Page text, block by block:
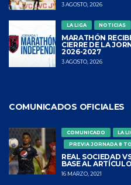
3 AGOSTO, 2026
LA LIGA NOTICIAS
MARATHÓN
CIERRE DE LA
2026-2027
3 AGOSTO, 2026
COMUNICADOS OFICIALES
COMUNICADO
LA
PREVIA JORNADA 8
REAL SOCIEDAD
BASE AL
16 MARZO, 2021